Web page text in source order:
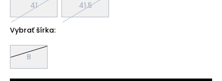
41 41.5
Vybrať šírka:
B